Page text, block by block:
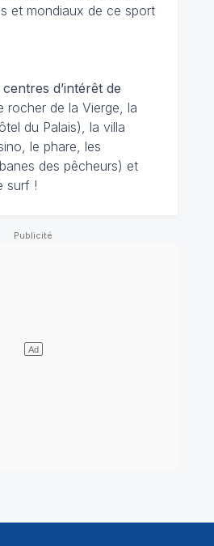
et mondiaux de ce sport
d’intérêt de
rocher de la Vierge, la
du Palais), la villa
le phare, les
des pêcheurs) et
surf !